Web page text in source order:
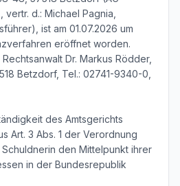
vertr. d.: Michael Pagnia,
ist am 01.07.2026 um
eröffnet worden.
Dr. Markus Rödder,
Betzdorf, Tel.: 02741-9340-0,
des Amtsgerichts
Art. 3 Abs. 1 der Verordnung
den Mittelpunkt ihrer
in der Bundesrepublik